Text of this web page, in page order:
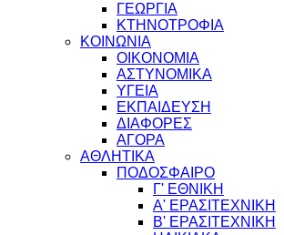
ΓΕΩΡΓΙΑ
ΚΤΗΝΟΤΡΟΦΙΑ
ΚΟΙΝΩΝΙΑ
ΟΙΚΟΝΟΜΙΑ
ΑΣΤΥΝΟΜΙΚΑ
ΥΓΕΙΑ
ΕΚΠΑΙΔΕΥΣΗ
ΔΙΑΦΟΡΕΣ
ΑΓΟΡΑ
ΑΘΛΗΤΙΚΑ
ΠΟΔΟΣΦΑΙΡΟ
Γ' ΕΘΝΙΚΗ
Α' ΕΡΑΣΙΤΕΧΝΙΚΗ
Β' ΕΡΑΣΙΤΕΧΝΙΚΗ